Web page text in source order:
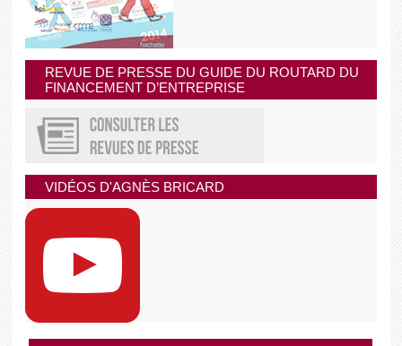
REVUE DE PRESSE DU GUIDE DU ROUTARD DU
FINANCEMENT D’ENTREPRISE
VIDÉOS D'AGNÈS BRICARD